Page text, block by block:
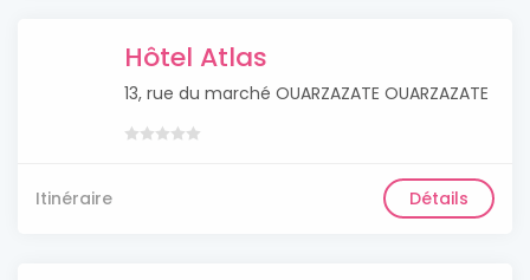
Hôtel Atlas
13, rue du marché OUARZAZATE OUARZAZATE
Itinéraire Détails